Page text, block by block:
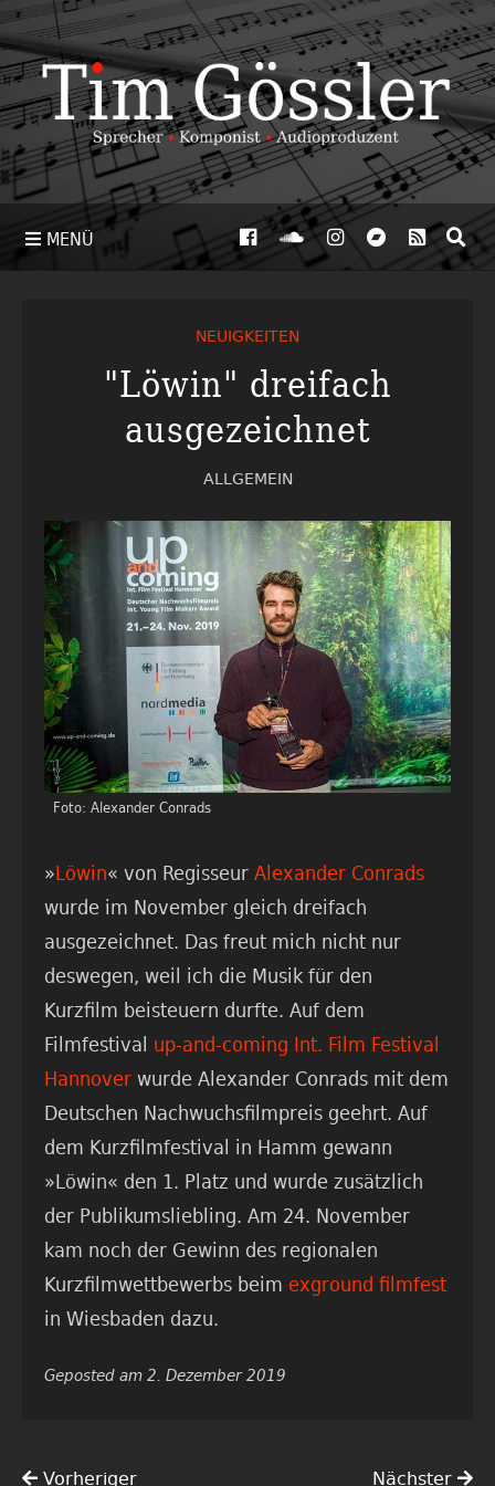
MENÜ
NEUIGKEITEN
"Löwin" dreifach
ausgezeichnet
ALLGEMEIN
Foto: Alexander Conrads
»Löwin« von RegisseurAlexander Conrads
wurde im November gleich dreifach
ausgezeichnet. Das freut mich nicht nur
deswegen, weil ich die Musik für den
Kurzfilm beisteuern durfte. Auf dem
Filmfestival up-and-coming Int. Film Festival
Hannoverwurde Alexander Conrads mit dem
Deutschen Nachwuchsfilmpreis geehrt. Auf
dem Kurzfilmfestival in Hamm gewann
»Löwin« den 1. Platz und wurde zusätzlich
der Publikumsliebling. Am 24. November
kam noch der Gewinn des regionalen
Kurzfilmwettbewerbs beim exground filmfest
in Wiesbaden dazu.
Geposted am 2. Dezember 2019
Vorheriger Nächster